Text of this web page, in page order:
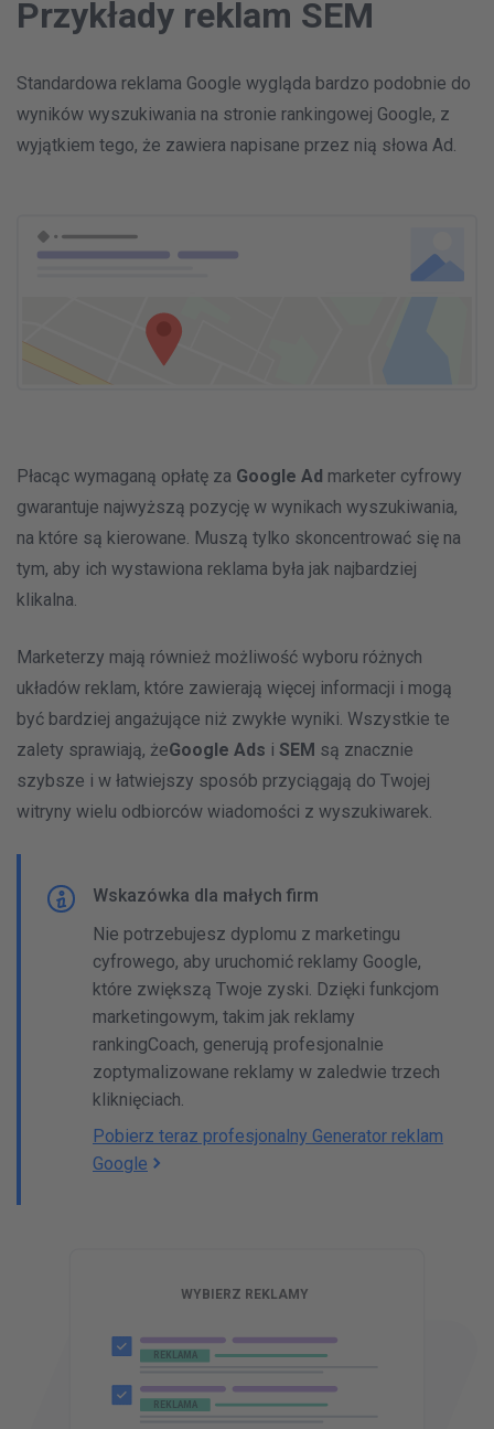
Przykłady reklam SEM
Standardowa reklama Google wygląda bardzo podobnie do
wyników wyszukiwania na stronie rankingowej Google, z
wyjątkiem tego, że zawiera napisane przez nią słowa Ad.
Płacąc wymaganą opłatę za Google Ad marketer cyfrowy
gwarantuje najwyższą pozycję w wynikach wyszukiwania,
na które są kierowane. Muszą tylko skoncentrować się na
tym, aby ich wystawiona reklama była jak najbardziej
klikalna.
Marketerzy mają również możliwość wyboru różnych
układów reklam, które zawierają więcej informacji i mogą
być bardziej angażujące niż zwykłe wyniki. Wszystkie te
zalety sprawiają, żeGoogle Ads i SEM są znacznie
szybsze i w łatwiejszy sposób przyciągają do Twojej
witryny wielu odbiorców wiadomości z wyszukiwarek.
Wskazówka dla małych firm
Nie potrzebujesz dyplomu z marketingu
cyfrowego, aby uruchomić reklamy Google,
które zwiększą Twoje zyski. Dzięki funkcjom
marketingowym, takim jak reklamy
rankingCoach, generują profesjonalnie
zoptymalizowane reklamy w zaledwie trzech
kliknięciach.
Pobierz teraz profesjonalny Generator reklam
Google
ZM
k
WYBIERZ REKLAMY
REKLAMA
REKLAMA
REKLAMA
REKLAMA
REKLAMA